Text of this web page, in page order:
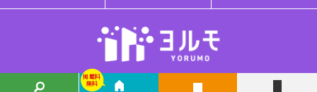
掲載料
無料
掲載料
無料